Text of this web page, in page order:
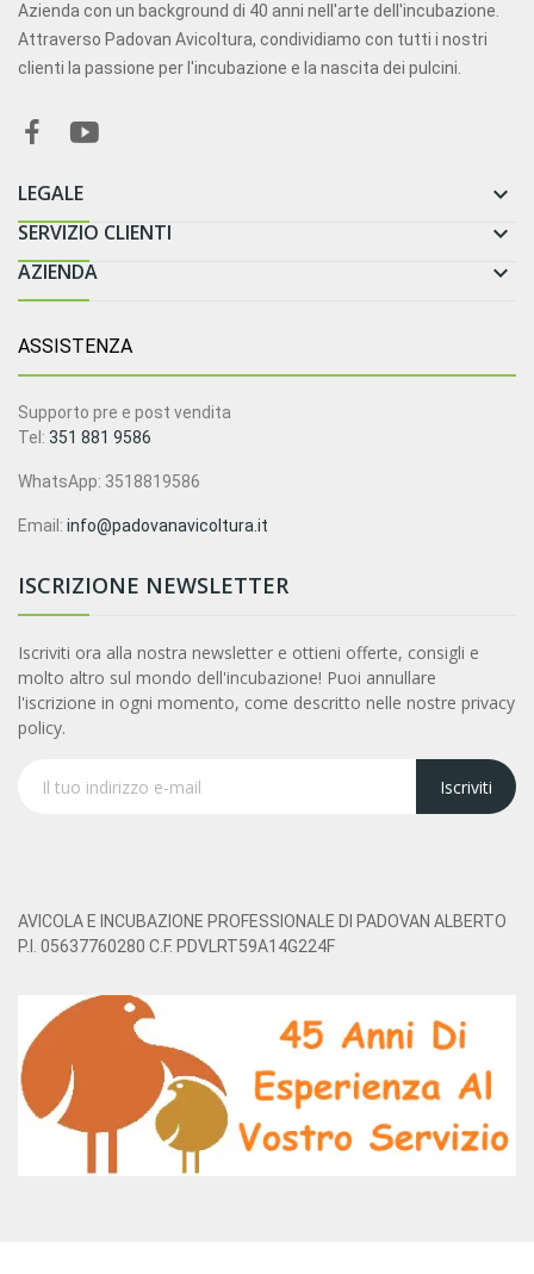
Azienda con un background di 40 anni nell'arte dell'incubazione.
Attraverso Padovan Avicoltura, condividiamo con tutti i nostri
clienti la passione per l'incubazione e la nascita dei pulcini.
LEGALE 
SERVIZIO CLIENTI 
AZIENDA 
ASSISTENZA
Supporto pre e post vendita
Tel: 351 881 9586
WhatsApp: 3518819586
Email: info@padovanavicoltura.it
ISCRIZIONE NEWSLETTER
Iscriviti ora alla nostra newsletter e ottieni offerte, consigli e
molto altro sul mondo dell'incubazione! Puoi annullare
l'iscrizione in ogni momento, come descritto nelle nostre privacy
policy.
Iscriviti
AVICOLA E INCUBAZIONE PROFESSIONALE DI PADOVAN ALBERTO
P.I. 05637760280 C.F. PDVLRT59A14G224F